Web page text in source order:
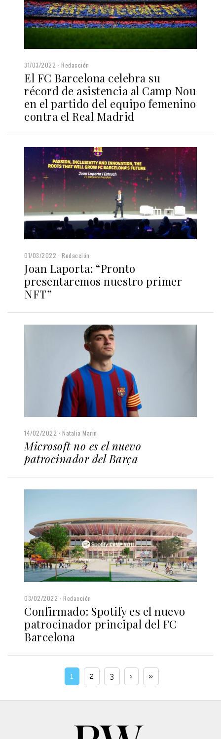
31/03/2022 Redacción
El FC Barcelona celebra su
récord de asistencia al Camp Nou
en el partido del equipo femenino
contra el Real Madrid
01/03/2022 Redacción
Joan Laporta: “Pronto
presentaremos nuestro primer
NFT”
14/02/2022 Natalia Marin
Microsoft no es el nuevo
patrocinador del Barça
03/02/2022 Redacción
Confirmado: Spotify es el nuevo
patrocinador principal del FC
Barcelona
1 2 3 › »